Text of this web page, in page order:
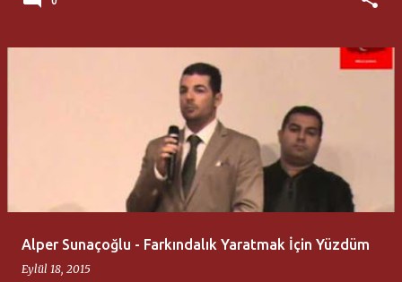
Alper Sunaçoğlu - Farkındalık Yaratmak İçin Yüzdüm
Eylül 18, 2015